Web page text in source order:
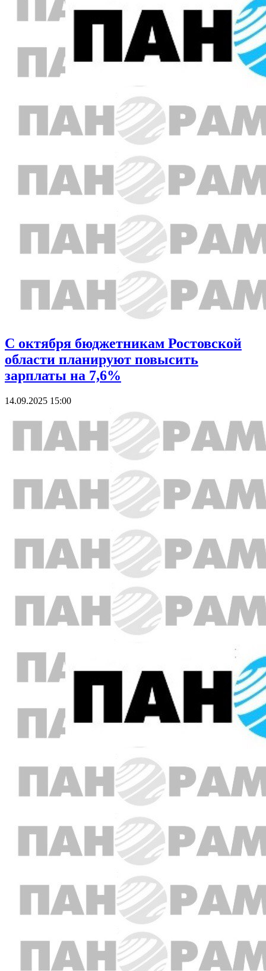
С октября бюджетникам Ростовской
области планируют повысить
зарплаты на 7,6%
14.09.2025 15:00